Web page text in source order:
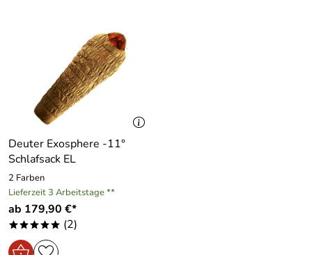
Außenmaterial:
20D receceltes Polyester Ripstop
Innenmaterial:
20D receceltes Polyester Ripstop
Füllung:
Deuter Exosphere -11°
Schlafsack EL
2 Farben
Lieferzeit 3 Arbeitstage **
ab 179,90 €*
***** (2)